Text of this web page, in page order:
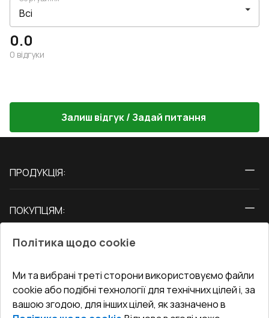
0.0
0 відгуки
Залиш відгук / Задай питання
ПРОДУКЦІЯ:
Двері
ПОКУПЦЯМ:
Блог
Адреса гіпермаркета
Як правильно заміряти вікна
СЕРВІС ТА ОБЛУГОВУВАННЯ:
Доставка і Оплата
Гарантія та Сервіс
Повернення товару
КОНТАКТИ
Офіс:Україна, м. Вінниця, вул. Келецька 60 кв. 61
Політика щодо cookie
Ми та вибрані треті сторони використовуємо файли
cookie або подібні технології для технічних цілей і, за
вашою згодою, для інших цілей, як зазначено в